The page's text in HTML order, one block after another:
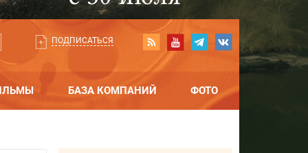
ПОДПИСАТЬСЯ
БАЗА КОМПАНИЙ ФОТО